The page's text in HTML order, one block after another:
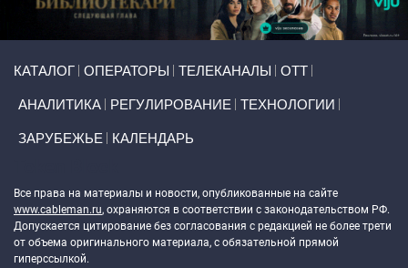
КАТАЛОГ ОПЕРАТОРЫ ТЕЛЕКАНАЛЫ ОТТ
АНАЛИТИКА РЕГУЛИРОВАНИЕ ТЕХНОЛОГИИ
ЗАРУБЕЖЬЕ КАЛЕНДАРЬ
Все права на материалы и новости, опубликованные на сайте
www.cableman.ru, охраняются в соответствии с законодательством РФ.
Допускается цитирование без согласования с редакцией не более трети
от объема оригинального материала, с обязательной прямой
гиперссылкой.